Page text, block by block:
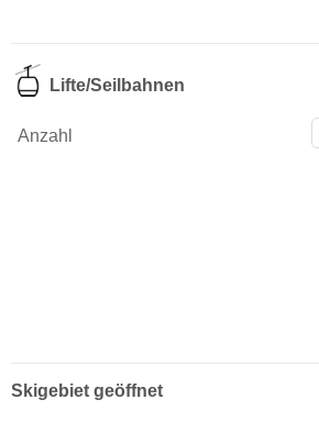
Lifte/Seilbahnen
Anzahl
Skigebiet geöffnet